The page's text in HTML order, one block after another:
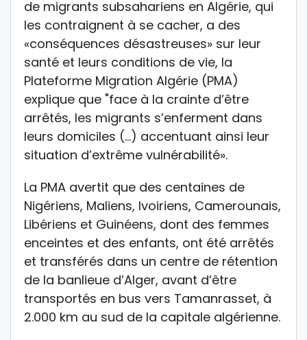
de migrants subsahariens en Algérie, qui
les contraignent à se cacher, a des
«conséquences désastreuses» sur leur
santé et leurs conditions de vie, la
Plateforme Migration Algérie (PMA)
explique que "face à la crainte d’être
arrêtés, les migrants s’enferment dans
leurs domiciles (…) accentuant ainsi leur
situation d’extrême vulnérabilité».
La PMA avertit que des centaines de
Nigériens, Maliens, Ivoiriens, Camerounais,
Libériens et Guinéens, dont des femmes
enceintes et des enfants, ont été arrêtés
et transférés dans un centre de rétention
de la banlieue d’Alger, avant d’être
transportés en bus vers Tamanrasset, à
2.000 km au sud de la capitale algérienne.